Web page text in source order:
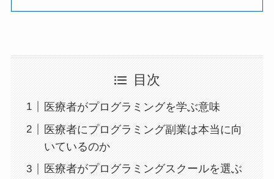
目次
医療者がプログラミングを学ぶ意味
医療者にプログラミング副業は本当に向
いているのか
医療者がプログラミングスクールを選ぶ